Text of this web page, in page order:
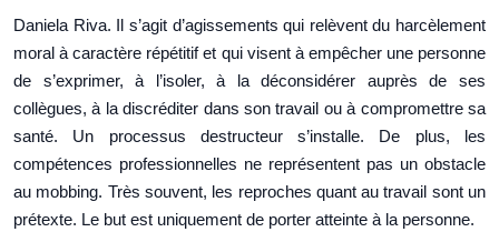
Daniela Riva. Il s’agit d’agissements qui relèvent du harcèlement
moral à caractère répétitif et qui visent à empêcher une personne
de s’exprimer, à l’isoler, à la déconsidérer auprès de ses
collègues, à la discréditer dans son travail ou à compromettre sa
santé. Un processus destructeur s’installe. De plus, les
compétences professionnelles ne représentent pas un obstacle
au mobbing. Très souvent, les reproches quant au travail sont un
prétexte. Le but est uniquement de porter atteinte à la personne.